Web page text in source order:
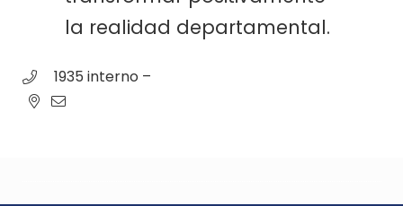
la realidad departamental.
1935 interno –